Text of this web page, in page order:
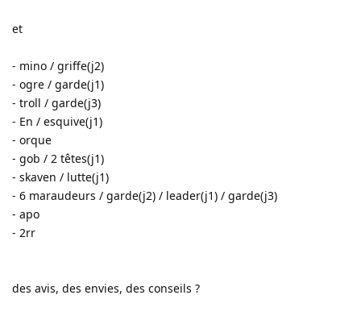
et
- mino / griffe(j2)
- ogre / garde(j1)
- troll / garde(j3)
- En / esquive(j1)
- orque
- gob / 2 têtes(j1)
- skaven / lutte(j1)
- 6 maraudeurs / garde(j2) / leader(j1) / garde(j3)
- apo
- 2rr
des avis, des envies, des conseils ?